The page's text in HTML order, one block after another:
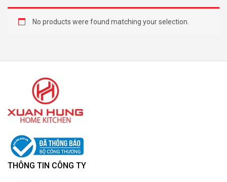
No products were found matching your selection.
THÔNG TIN CÔNG TY